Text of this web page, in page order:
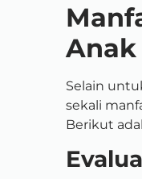
Anak
Selain
sekali
Berikut